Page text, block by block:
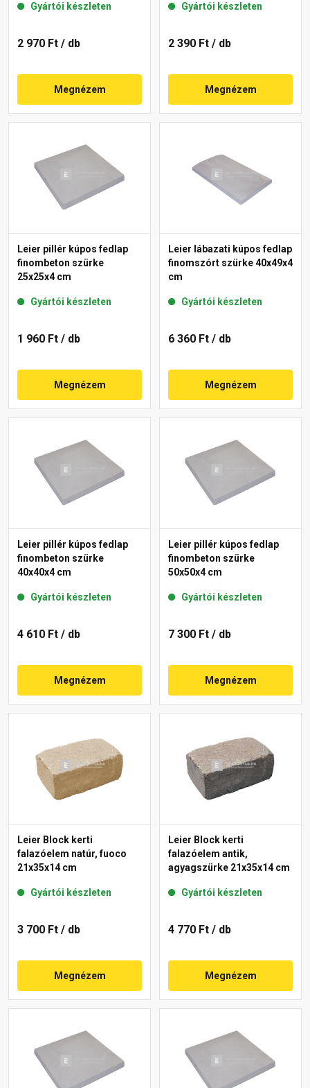
Gyártói készleten
2 970 Ft / db
Megnézem
Gyártói készleten
2 390 Ft / db
Megnézem
Leier pillér kúpos fedlap
finombeton szürke
25x25x4 cm
Gyártói készleten
1 960 Ft / db
Megnézem
Leier lábazati kúpos fedlap
finomszórt szürke 40x49x4
cm
Gyártói készleten
6 360 Ft / db
Megnézem
Leier pillér kúpos fedlap
finombeton szürke
40x40x4 cm
Gyártói készleten
4 610 Ft / db
Megnézem
Leier pillér kúpos fedlap
finombeton szürke
50x50x4 cm
Gyártói készleten
7 300 Ft / db
Megnézem
Leier Block kerti
falazóelem natúr, fuoco
21x35x14 cm
Gyártói készleten
3 700 Ft / db
Megnézem
Leier Block kerti
falazóelem antik,
agyagszürke 21x35x14 cm
Gyártói készleten
4 770 Ft / db
Megnézem